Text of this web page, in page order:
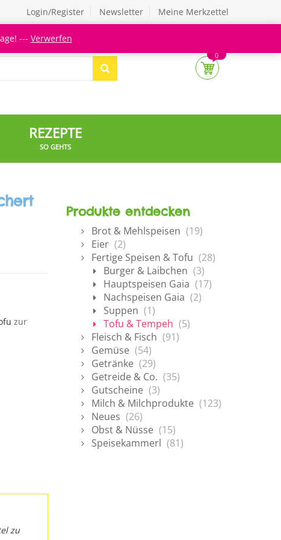
Login/Register Newsletter Meine Merkzettel
0
REZEPTE
SO GEHTS
zur
zu
Produkte entdecken
Brot & Mehlspeisen (19)
Eier (2)
Fertige Speisen & Tofu (28)
Burger & Laibchen (3)
Hauptspeisen Gaia (17)
Nachspeisen Gaia (2)
Suppen (1)
Tofu & Tempeh (5)
Fleisch & Fisch (91)
Gemüse (54)
Getränke (29)
Getreide & Co. (35)
Gutscheine (3)
Milch & Milchprodukte (123)
Neues (26)
Obst & Nüsse (15)
Speisekammerl (81)
--- Verwerfen